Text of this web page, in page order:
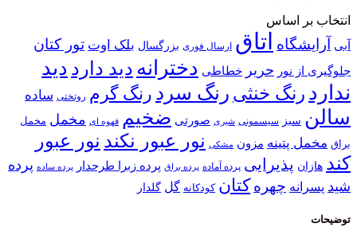
انتخاب بر اساس
آبی آرایشگاهاتاق ارسال فوری بزرگسال بلک اوت تور کتان
جلوگیری از نور حریر خطاطی دخترانهدید دارددید
نداردرنگ خنثی رنگ سردرنگ گرم روتختی ساده
سالن سبز سیسمونی شیری صورتی ضخیم قهوه ای مخمل مخمل
براق مخمل پتینه مزون مشکی نور عبور نکندنور عبور
کند هازان پذیرایی پرده آماده پرده براق پرده زبرا طرحدار پرده ساده پرده
شید پسرانه چهرهکتان کودکانه گل گلدار
توضیحات